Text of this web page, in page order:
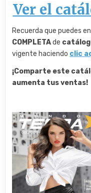
Ver el
Recuerda que puedes
COMPLETAde
vigente haciendo clic
¡Comparte este
aumenta tus ventas!